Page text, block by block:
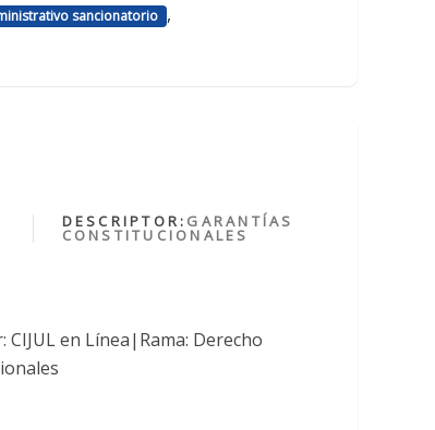
sancionatorio ,
DESCRIPTOR: GARANTÍAS
CONSTITUCIONALES
en Línea|Rama: Derecho